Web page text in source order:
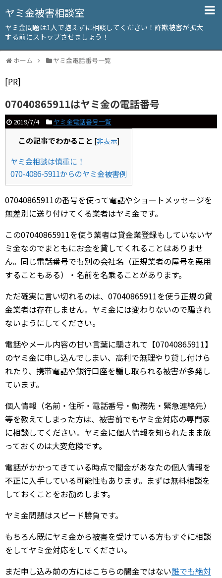
ヤミ金被害相談室
ヤミ金問題は1人で抱えずに相談してください！詐欺被害が拡大
する前にストップさせましょう！
ホーム ヤミ金電話番号一覧
[PR]
07040865911はヤミ金の電話番号
2019/7/4 ヤミ金電話番号一覧
この記事でわかること [非表示]
ヤミ金相談は慎重に！
070-4086-5911からのヤミ金被害例
07040865911の番号を使って電話やショートメッセージを
無差別に送り付けてくる業者はヤミ金です。
この07040865911を使う業者は貸金業登録もしていないヤ
ミ金なのでまともにお金を貸してくれることはありませ
ん。同じ電話番号でも別の会社名（正規業者の屋号を悪用
することもある）・名前を名乗ることがあります。
ただ確実に言い切れるのは、07040865911を使う正規の貸
金業者は存在しません。ヤミ金には変わりないので騙され
ないようにしてください。
電話やメール内容の甘い言葉に騙されて【07040865911】
のヤミ金に申し込んでしまい、高利で無理やり貸し付けら
れたり、携帯電話や銀行口座を騙し取られる被害が多発し
ています。
個人情報（名前・住所・電話番号・勤務先・緊急連絡先）
等を教えてしまった方は、被害前でもヤミ金対応の専門家
に相談してください。ヤミ金に個人情報を知られたまま放
っておくのは大変危険です。
電話がかかってきている時点で闇金があなたの個人情報を
不正に入手している可能性もあります。まずは無料相談を
しておくことをお勧めします。
ヤミ金問題はスピード勝負です。
もちろん既にヤミ金から被害を受けている方もすぐに相談
をしてヤミ金対応をしてください。
まだ申し込み前の方にはこちらの闇金ではない誰でも絶対